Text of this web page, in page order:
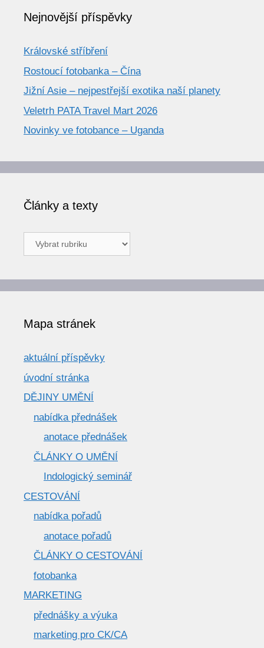
Nejnovější příspěvky
Královské stříbření
Rostoucí fotobanka – Čína
Jižní Asie – nejpestřejší exotika naší planety
Veletrh PATA Travel Mart 2026
Novinky ve fotobance – Uganda
Články a texty
Články
a
Mapa stránek
aktuální příspěvky
úvodní stránka
DĚJINY UMĚNÍ
nabídka přednášek
anotace přednášek
ČLÁNKY O UMĚNÍ
Indologický seminář
CESTOVÁNÍ
nabídka pořadů
anotace pořadů
ČLÁNKY O CESTOVÁNÍ
fotobanka
MARKETING
přednášky a výuka
marketing pro CK/CA